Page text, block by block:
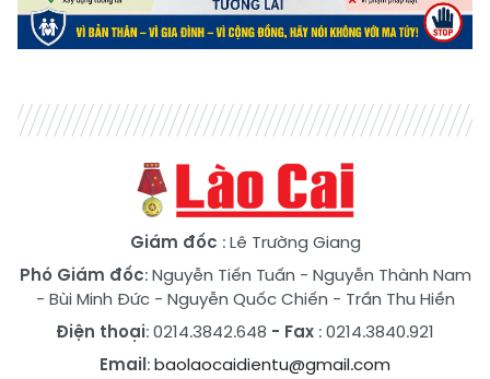
Giám đốc : Lê Trường Giang
Phó Giám đốc:Nguyễn Tiến Tuấn - Nguyễn Thành Nam
- Bùi Minh Đức- Nguyễn Quốc Chiến - Trần Thu Hiền
Điện thoại: 0214.3842.648 - Fax : 0214.3840.921
Email:baolaocaidientu@gmail.com